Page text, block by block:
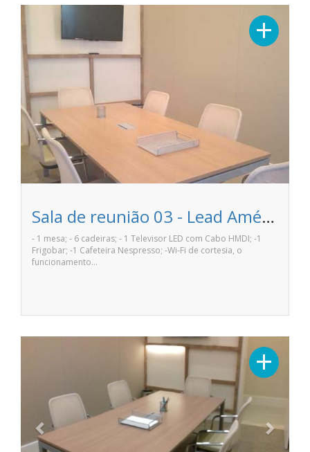
+
Sala de reunião 03 - Lead Américas Business
- 1 mesa; - 6 cadeiras; - 1 Televisor LED com Cabo HMDI; -1
Frigobar; -1 Cafeteira Nespresso; -Wi-Fi de cortesia, o
funcionamento…
+Next